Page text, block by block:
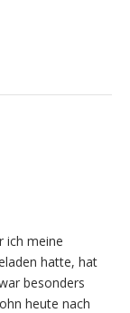
ich meine
hatte, hat
besonders
heute nach